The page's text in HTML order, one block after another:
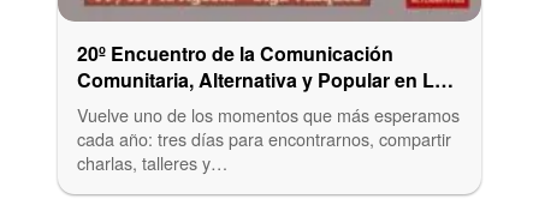
20º Encuentro de la Comunicación
Comunitaria, Alternativa y Popular en La
Plata
Vuelve uno de los momentos que más esperamos
cada año: tres días para encontrarnos, compartir
charlas, talleres y…